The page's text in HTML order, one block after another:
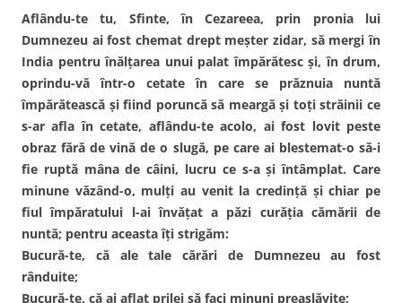
Aflându-te tu, Sfinte, în Cezareea, prin pronia lui
Dumnezeu ai fost chemat drept meşter zidar, să mergi în
India pentru înălţarea unui palat împărătesc şi, în drum,
oprindu-vă într-o cetate în care se prăznuia nuntă
împărătească şi fiind poruncă să meargă şi toţi străinii ce
s-ar afla în cetate, aflându-te acolo, ai fost lovit peste
obraz fără de vină de o slugă, pe care ai blestemat-o să-i
fie ruptă mâna de câini, lucru ce s-a şi întâmplat. Care
minune văzând-o, mulţi au venit la credinţă şi chiar pe
fiul împăratului l-ai învăţat a păzi curăţia cămării de
nuntă; pentru aceasta îţi strigăm:
Bucură-te, că ale tale cărări de Dumnezeu au fost
rânduite;
Bucură-te, că ai aflat prilej să faci minuni preaslăvite;